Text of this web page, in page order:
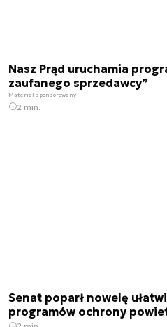
Nasz Prąd uruchamia
zaufanego sprzedawcy”
Materiał sponsorowany
2 min.
Senat poparł nowelę
programów ochrony